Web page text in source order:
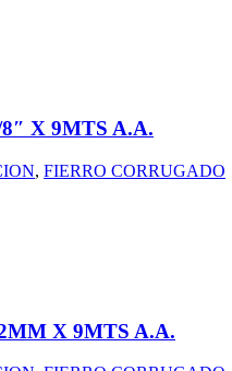
X 9MTS A.A.
, FIERRO CORRUGADO
X 9MTS A.A.